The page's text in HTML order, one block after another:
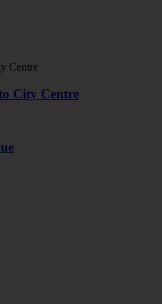
City Centre